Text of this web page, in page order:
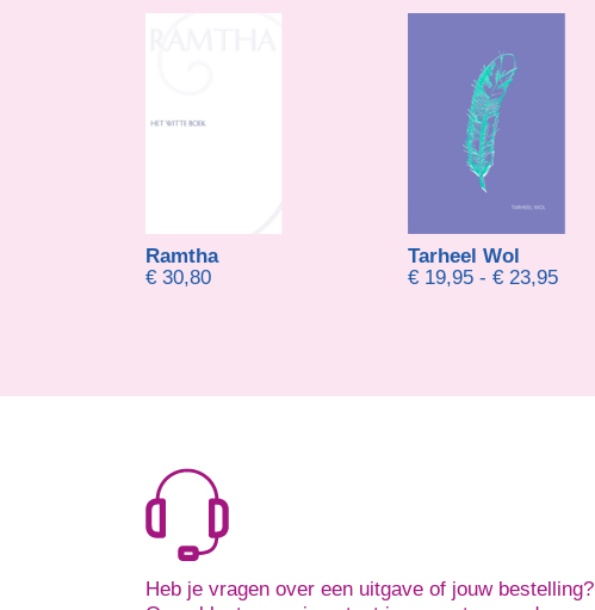
Ramtha
€ 30,80
Tarheel Wol
€ 19,95 - € 23,95
Heb je vragen over een uitgave of jouw bestelling?